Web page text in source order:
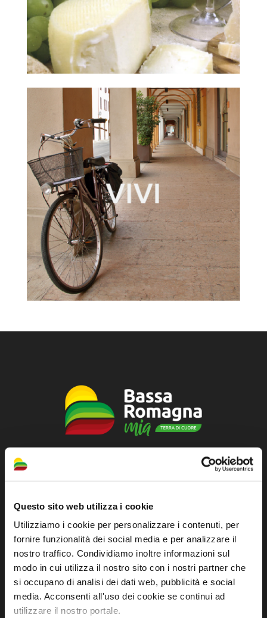
Questo sito web utilizza i cookie
Utilizziamo i cookie per personalizzare i contenuti, per
fornire funzionalità dei social media e per analizzare il
nostro traffico. Condividiamo inoltre informazioni sul
modo in cui utilizza il nostro sito con i nostri partner che
si occupano di analisi dei dati web, pubblicità e social
media. Acconsenti all'uso dei cookie se continui ad
utilizzare il nostro portale.
Sito ufficiale di informazione turistica
dell'Unione dei Comuni della Bassa Romagna
Piazza della Libertà, 13
48012 Bagnacavallo (RA)
Tel. +39 0545 280898
turismo@unione.labassaromagna.it
P.IVA e Cod. Fiscale 02291370399
P.E.C. pg.unione.labassaromagna.it@legalmail.it